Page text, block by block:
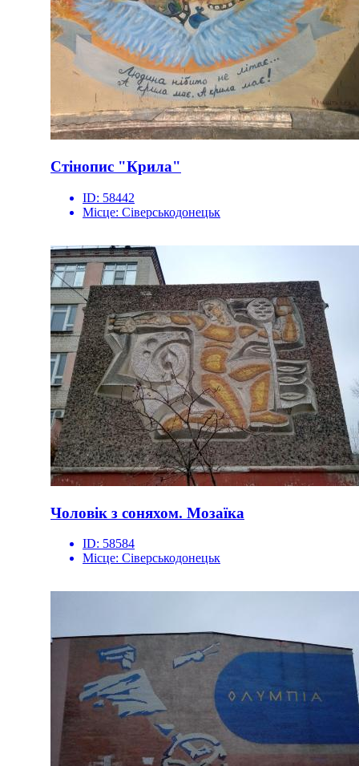
Стінопис "Крила"
ID: 58442
Місце: Сіверськодонецьк
Чоловік з соняхом. Мозаїка
ID: 58584
Місце: Сіверськодонецьк